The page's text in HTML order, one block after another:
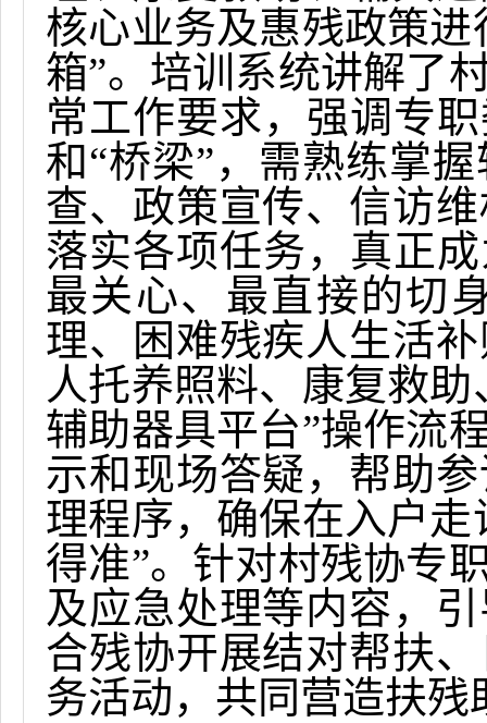
核心业务及惠残政策
箱”。培训系统讲解了
常工作要求，强调专
和“桥梁”，需熟练掌
查、政策宣传、信访
落实各项任务，真正
最关心、最直接的切
理、困难残疾人生活
人托养照料、康复救
辅助器具平台”操作流
示和现场答疑，帮助
理程序，确保在入户
得准”。针对村残协专
及应急处理等内容，
合残协开展结对帮扶
务活动，共同营造扶